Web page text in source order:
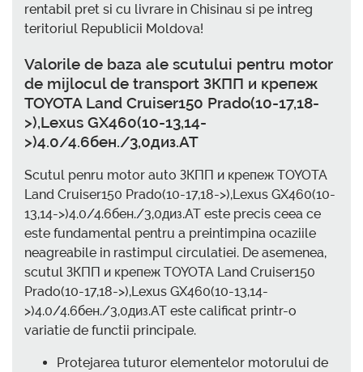
rentabil pret si cu livrare in Chisinau si pe intreg
teritoriul Republicii Moldova!
Valorile de baza ale scutului pentru motor
de mijlocul de transport ЗКПП и крепеж
TOYOTA Land Cruiser150 Prado(10-17,18-
>),Lexus GX460(10-13,14-
>)4.0/4.6бен./3,0диз.AT
Scutul penru motor auto ЗКПП и крепеж TOYOTA
Land Cruiser150 Prado(10-17,18->),Lexus GX460(10-
13,14->)4.0/4.6бен./3,0диз.AT este precis ceea ce
este fundamental pentru a preintimpina ocaziile
neagreabile in rastimpul circulatiei. De asemenea,
scutul ЗКПП и крепеж TOYOTA Land Cruiser150
Prado(10-17,18->),Lexus GX460(10-13,14-
>)4.0/4.6бен./3,0диз.AT este calificat printr-o
variatie de functii principale.
Protejarea tuturor elementelor motorului de